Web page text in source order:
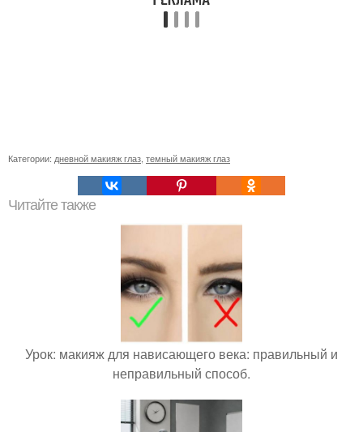
Категории: дневной макияж глаз, темный макияж глаз
Читайте также
Урок: макияж для нависающего века: правильный и
неправильный способ.